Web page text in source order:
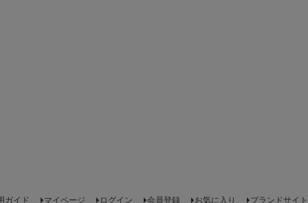
ガイド マイページ ログイン 会員登録 お気に入り ブランドサイト